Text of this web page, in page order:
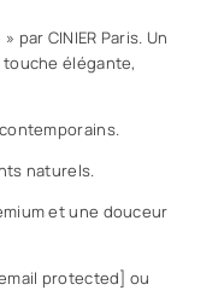
par CINIER Paris. Un
touche élégante,
naturels.
et une douceur
protected] ou